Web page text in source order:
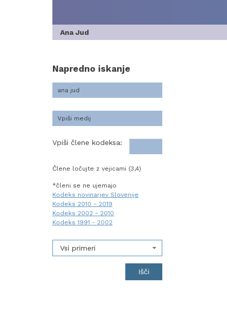
Ana Jud
Napredno iskanje
Vpiši člene kodeksa:
Člene ločujte z vejicami (3,4)
*členi se ne ujemajo
Kodeks novinarjev Slovenije
Kodeks 2010 - 2019
Kodeks 2002 - 2010
Kodeks 1991 - 2002
Vsi primeri